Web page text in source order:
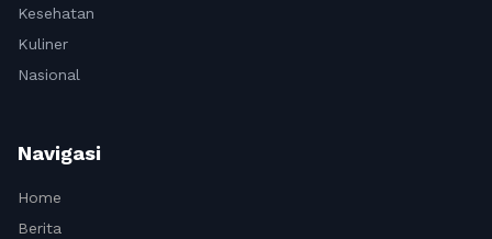
Kesehatan
Kuliner
Nasional
Navigasi
Home
Berita